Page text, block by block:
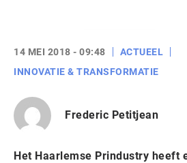
14 MEI 2018 - 09:48
ACTUEEL
INNOVATIE & TRANSFORMATIE
Frederic Petitjean
Het Haarlemse Prindustry heeft